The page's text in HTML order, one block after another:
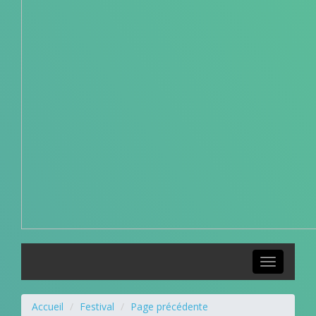
Toggle
navigation
Accueil Festival Page précédente